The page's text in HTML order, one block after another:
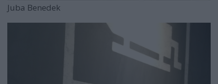
Juba Benedek